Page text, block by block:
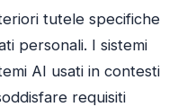
tutele specifiche
personali. I sistemi
AI usati in contesti
requisiti